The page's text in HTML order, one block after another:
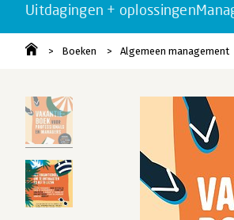
Uitdagingen + oplossingen
Boeken Algemeen management